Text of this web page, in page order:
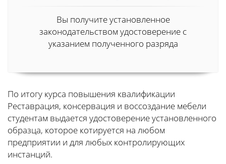
Вы получите установленное
законодательством удостоверение с
указанием полученного разряда
По итогу курса повышения квалификации
Реставрация, консервация и воссоздание мебели
студентам выдается удостоверение установленного
образца, которое котируется на любом
предприятии и для любых контролирующих
инстанций.